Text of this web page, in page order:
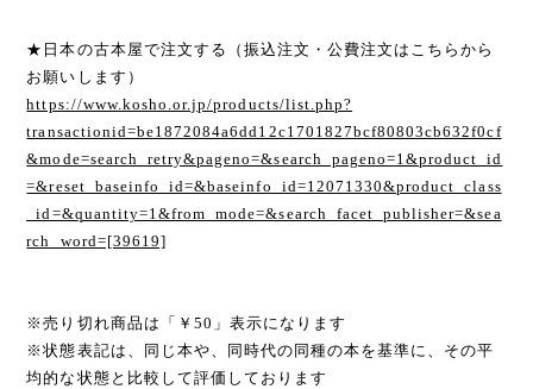
★日本の古本屋で注文する（振込注文・公費注文はこちらから
お願いします）
https://www.kosho.or.jp/products/list.php?
transactionid=be1872084a6dd12c1701827bcf80803cb632f0cf
&mode=search_retry&pageno=&search_pageno=1&product_id
=&reset_baseinfo_id=&baseinfo_id=12071330&product_class
_id=&quantity=1&from_mode=&search_facet_publisher=&sea
rch_word=[39619]
※売り切れ商品は「￥50」表示になります
※状態表記は、同じ本や、同時代の同種の本を基準に、その平
均的な状態と比較して評価しております